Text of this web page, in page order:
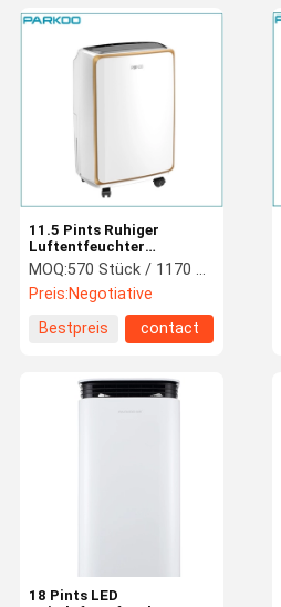
11.5 Pints Ruhiger
Luftentfeuchter
entfernen Feuchtigkeit
eingebaut in
Wasserbehälter
MOQ:570 Stück / 1170 Stück / 1460 Stück
Preis:Negotiative
Bestpreis
contact
18 Pints LED